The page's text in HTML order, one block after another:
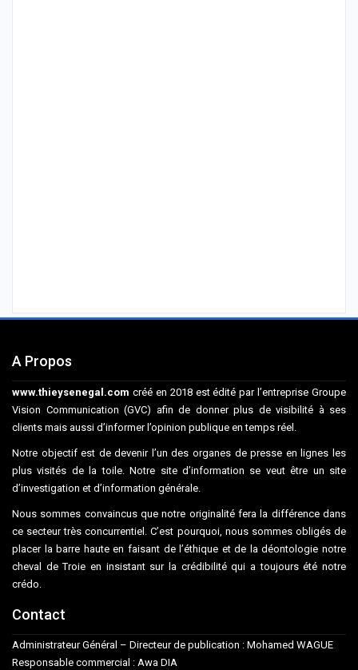
A Propos
www.thieysenegal.com créé en 2018 est édité par l’entreprise Groupe
Vision Communication (GVC) afin de donner plus de visibilité à ses
clients mais aussi d’informer l’opinion publique en temps réel.
Notre objectif est de devenir l’un des organes de presse en lignes les
plus visités de la toile. Notre site d’information se veut être un site
d’investigation et d’information générale.
Nous sommes convaincus que notre originalité fera la différence dans
ce secteur très concurrentiel. C’est pourquoi, nous sommes obligés de
placer la barre haute en faisant de l’éthique et de la déontologie notre
cheval de Troie en insistant sur la crédibilité qui a toujours été notre
crédo.
Contact
Administrateur Général – Directeur de publication : Mohamed WAGUE
Responsable commercial : Awa DIA